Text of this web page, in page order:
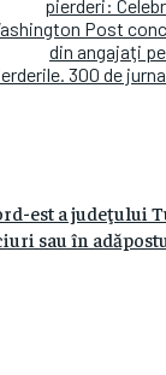
pierderi:
Post
din angajaţi
300 de
est a judeţului
sau în